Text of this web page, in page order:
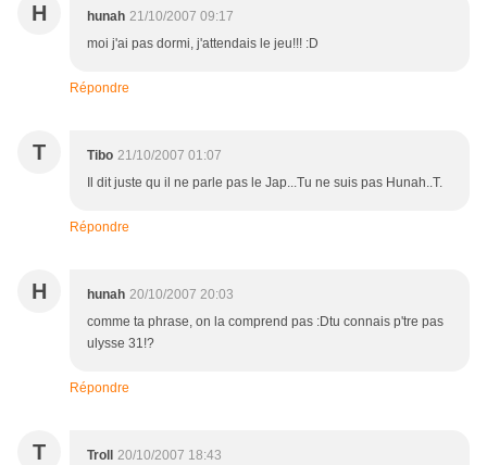
H hunah 21/10/2007 09:17
moi j'ai pas dormi, j'attendais le jeu!!! :D
Répondre
T Tibo 21/10/2007 01:07
Il dit juste qu il ne parle pas le Jap...Tu ne suis pas Hunah..T.
Répondre
H hunah 20/10/2007 20:03
comme ta phrase, on la comprend pas :Dtu connais p'tre pas
ulysse 31!?
Répondre
T Troll
20/10/2007 18:43